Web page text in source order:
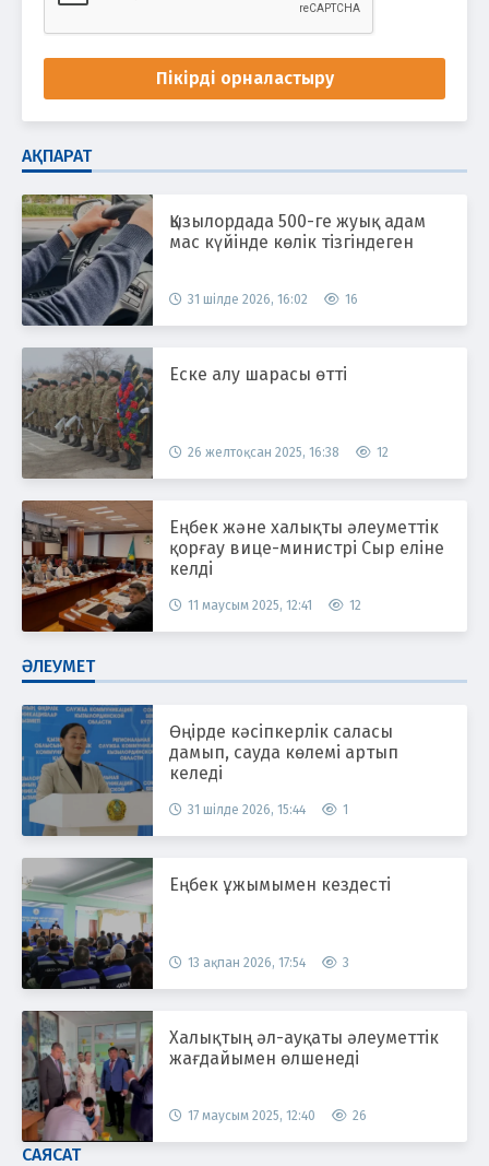
Пікірді орналастыру
АҚПАРАТ
Қызылордада 500-ге жуық адам
мас күйінде көлік тізгіндеген
31 шілде 2026, 16:02 16
Еске алу шарасы өтті
26 желтоқсан 2025, 16:38 12
Еңбек және халықты әлеуметтік
қорғау вице-министрі Сыр еліне
келді
11 маусым 2025, 12:41 12
ӘЛЕУМЕТ
Өңірде кәсіпкерлік саласы
дамып, сауда көлемі артып
келеді
31 шілде 2026, 15:44 1
Еңбек ұжымымен кездесті
13 ақпан 2026, 17:54 3
Халықтың әл-ауқаты әлеуметтік
жағдайымен өлшенеді
17 маусым 2025, 12:40 26
САЯСАТ